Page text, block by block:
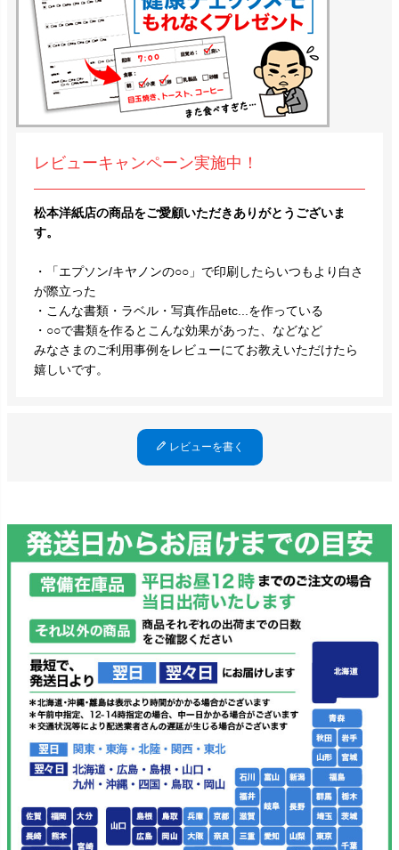
レビューキャンペーン実施中！
松本洋紙店の商品をご愛顧いただきありがとうございま
す。
・「エプソン/キヤノンの○○」で印刷したらいつもより白さ
が際立った
・こんな書類・ラベル・写真作品etc...を作っている
・○○で書類を作るとこんな効果があった、などなど
みなさまのご利用事例をレビューにてお教えいただけたら
嬉しいです。
レビューを書く